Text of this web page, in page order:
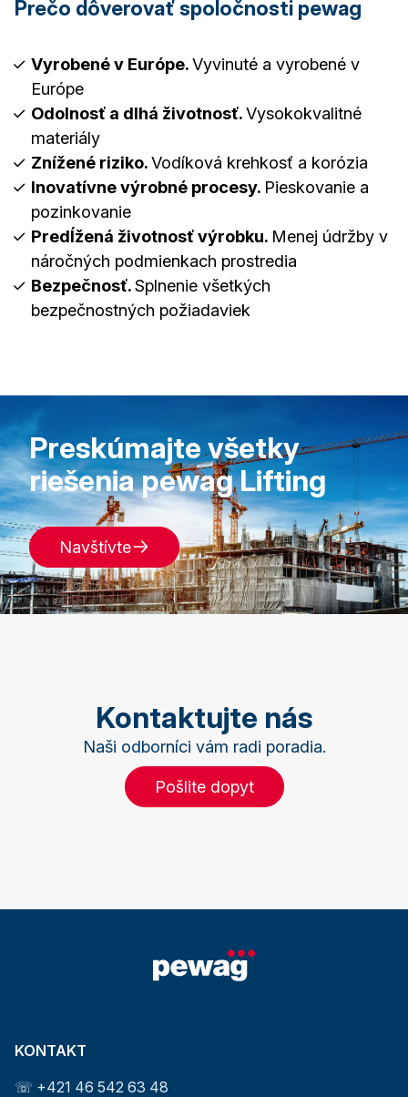
Prečo dôverovať spoločnosti pewag
Vyrobené v Európe.Vyvinuté a vyrobené v
Európe
Odolnosť a dlhá životnosť.Vysokokvalitné
materiály
Znížené riziko.Vodíková krehkosť a korózia
Inovatívne výrobné procesy. Pieskovanie a
pozinkovanie
Predĺžená životnosť výrobku. Menej údržby v
náročných podmienkach prostredia
Bezpečnosť.Splnenie všetkých
bezpečnostných požiadaviek
Preskúmajte všetky
riešenia pewag Lifting
Navštívte
Kontaktujte nás
Naši odborníci vám radi poradia.
Pošlite dopyt
KONTAKT
☏ +421 46 542 63 48